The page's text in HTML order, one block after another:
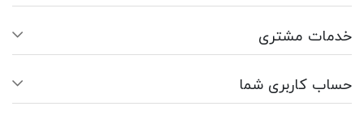
خدمات مشتری
حساب کاربری شما